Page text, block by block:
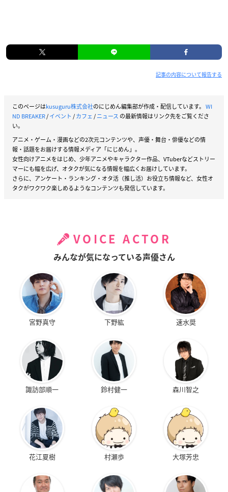
記事の内容について報告する
このページはkusuguru株式会社のにじめん編集部が作成・配信しています。 WI
ND BREAKER/イベント /カフェ/ニュース の最新情報はリンク先をご覧くださ
い。
アニメ・ゲーム・漫画などの2次元コンテンツや、声優・舞台・俳優などの情
報・話題をお届けする情報メディア「にじめん」。
女性向けアニメをはじめ、少年アニメやキャラクター作品、VTuberなどストリー
マーにも幅を広げ、オタクが気になる情報を幅広くお届けしています。
さらに、アンケート・ランキング・オタ活（推し活）お役立ち情報など、女性オ
タクがワクワク楽しめるようなコンテンツも発信しています。
VOICE ACTOR
みんなが気になっている声優さん
宮野真守 下野紘 速水奨
諏訪部順一 鈴村健一 森川智之
花江夏樹 村瀬歩 大塚芳忠